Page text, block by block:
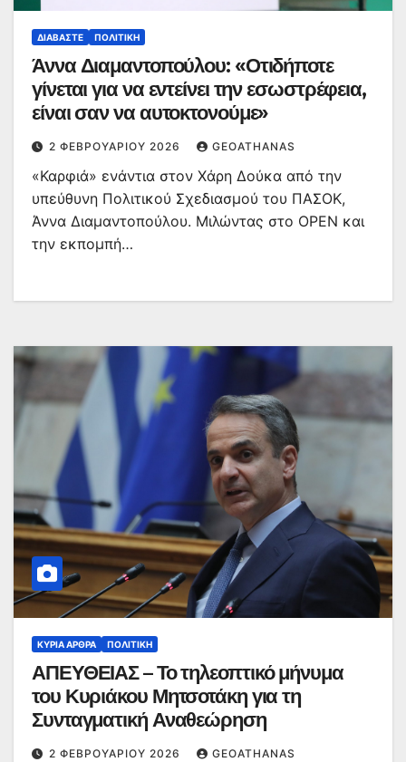
ΔΙΑΒΆΣΤΕ ΠΟΛΙΤΙΚΉ
Άννα Διαμαντοπούλου: «Οτιδήποτε
γίνεται για να εντείνει την εσωστρέφεια,
είναι σαν να αυτοκτονούμε»
2 ΦΕΒΡΟΥΑΡΊΟΥ 2026 GEOATHANAS
«Καρφιά» ενάντια στον Χάρη Δούκα από την
υπεύθυνη Πολιτικού Σχεδιασμού του ΠΑΣΟΚ,
Άννα Διαμαντοπούλου. Μιλώντας στο OPEN και
την εκπομπή…
ΚΥΡΙΑ ΑΡΘΡΑ ΠΟΛΙΤΙΚΉ
ΑΠΕΥΘΕΙΑΣ – Το τηλεοπτικό μήνυμα
του Κυριάκου Μητσοτάκη για τη
Συνταγματική Αναθεώρηση
2 ΦΕΒΡΟΥΑΡΊΟΥ 2026 GEOATHANAS